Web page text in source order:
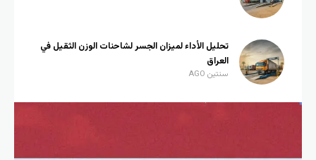
تحليل الأداء لميزان الجسر لشاحنات الوزن الثقيل في
العراق
سنتين AGO